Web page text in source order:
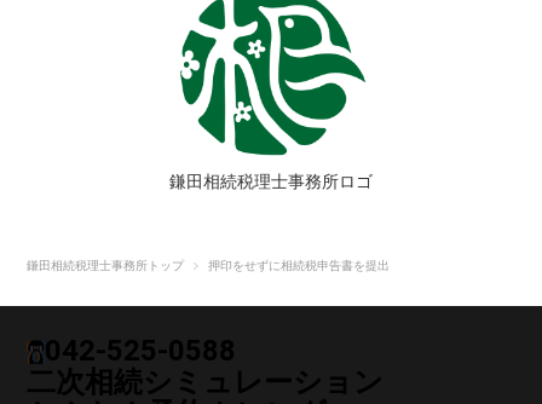
鎌田相続税理士事務所ロゴ
鎌田相続税理士事務所トップ 押印をせずに相続税申告書を提出
042-525-0588
二次相続シミュレーション